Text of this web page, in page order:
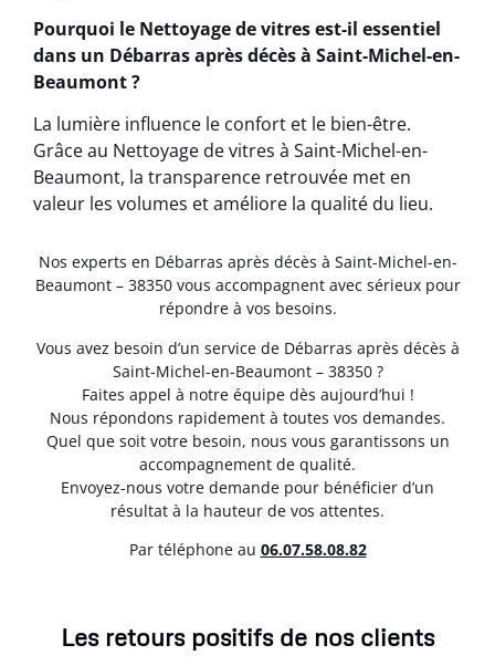
Pourquoi le Nettoyage de vitres est-il essentiel
dans un Débarras après décès à Saint-Michel-en-
Beaumont ?
La lumière influence le confort et le bien-être.
Grâce au Nettoyage de vitres à Saint-Michel-en-
Beaumont, la transparence retrouvée met en
valeur les volumes et améliore la qualité du lieu.
Nos experts en Débarras après décès à Saint-Michel-en-
Beaumont – 38350 vous accompagnent avec sérieux pour
répondre à vos besoins.
Vous avez besoin d’un service de Débarras après décès à
Saint-Michel-en-Beaumont – 38350 ?
Faites appel à notre équipe dès aujourd’hui !
Nous répondons rapidement à toutes vos demandes.
Quel que soit votre besoin, nous vous garantissons un
accompagnement de qualité.
Envoyez-nous votre demande pour bénéficier d’un
résultat à la hauteur de vos attentes.
Par téléphone au 06.07.58.08.82
Les retours positifs de nos clients